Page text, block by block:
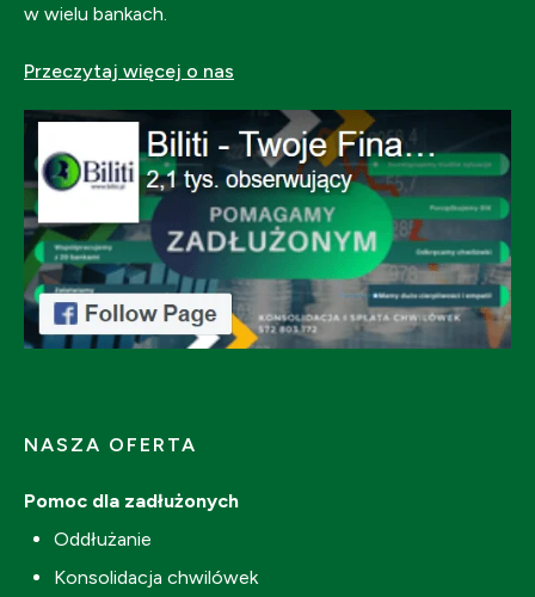
w wielu bankach.
Przeczytaj więcej o nas
NASZA OFERTA
Pomoc dla zadłużonych
Oddłużanie
Konsolidacja chwilówek